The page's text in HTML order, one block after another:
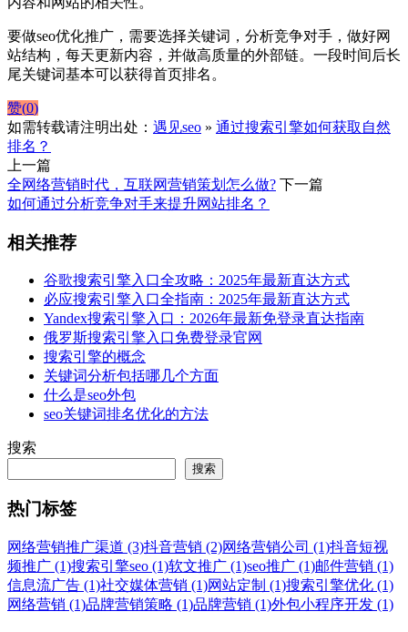
要做seo优化推广，需要选择关键词，分析竞争对手，做好网
站结构，每天更新内容，并做高质量的外部链。一段时间后长
尾关键词基本可以获得首页排名。
赞(0)
如需转载请注明出处： 遇见seo » 通过搜索引擎如何获取自然
排名？
上一篇
全网络营销时代，互联网营销策划怎么做? 下一篇
如何通过分析竞争对手来提升网站排名？
相关推荐
谷歌搜索引擎入口全攻略：2025年最新直达方式
必应搜索引擎入口全指南：2025年最新直达方式
Yandex搜索引擎入口：2026年最新免登录直达指南
俄罗斯搜索引擎入口免费登录官网
搜索引擎的概念
关键词分析包括哪几个方面
什么是seo外包
seo关键词排名优化的方法
搜索
搜索
热门标签
网络营销推广渠道 (3)抖音营销 (2)网络营销公司 (1)抖音短视
频推广 (1)搜索引擎seo (1)软文推广 (1)seo推广 (1)邮件营销 (1)
信息流广告 (1)社交媒体营销 (1)网站定制 (1)搜索引擎优化 (1)
网络营销 (1)品牌营销策略 (1)品牌营销 (1)外包小程序开发 (1)